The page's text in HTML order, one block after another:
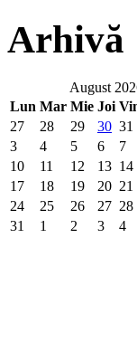
Arhivă
August
Lun Mar Mie Joi
27
28 29 30 31
3
4 5 6 7
10
11 12 13 14
17
18 19 20 21
24
25 26 27 28
31
1 2 3 4